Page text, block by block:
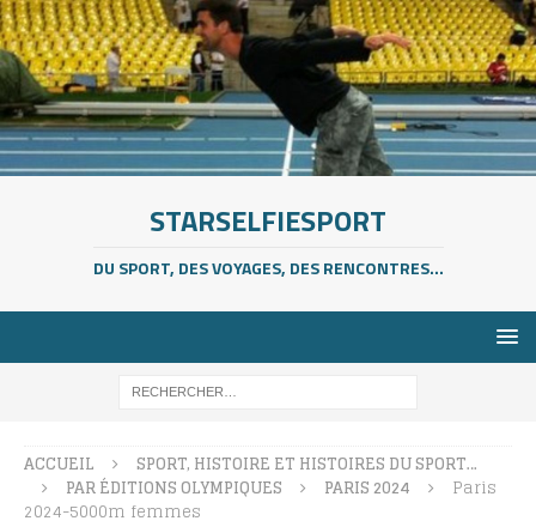
STARSELFIESPORT
DU SPORT, DES VOYAGES, DES RENCONTRES...
ACCUEIL
SPORT, HISTOIRE ET HISTOIRES DU SPORT…
PAR ÉDITIONS OLYMPIQUES
PARIS 2024
Paris
2024-5000m femmes